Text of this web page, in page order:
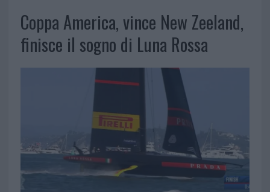
Coppa America, vince New Zeeland,
finisce il sogno di Luna Rossa